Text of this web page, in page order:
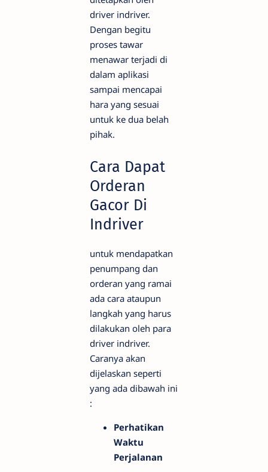
driver indriver.
Dengan begitu
proses tawar
menawar terjadi di
dalam aplikasi
sampai mencapai
hara yang sesuai
untuk ke dua belah
pihak.
Cara Dapat
Orderan
Gacor Di
Indriver
untuk mendapatkan
penumpang dan
orderan yang ramai
ada cara ataupun
langkah yang harus
dilakukan oleh para
driver indriver.
Caranya akan
dijelaskan seperti
yang ada dibawah ini
:
Perhatikan
Waktu
Perjalanan